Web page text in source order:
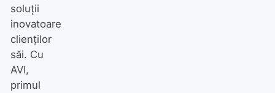
soluții
inovatoare
clienților
săi. Cu
AVI,
primul